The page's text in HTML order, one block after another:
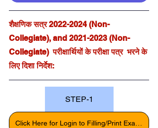
शैक्षणिक सत्र 2022-2024 (Non-
Collegiate), and 2021-2023 (Non-
Collegiate)  परीक्षार्थियों के परीक्षा पत्र  भरने के
लिए दिशा निर्देश:
STEP-1